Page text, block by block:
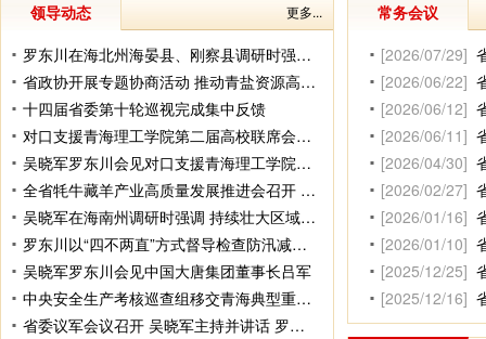
领导动态 更多...
罗东川在海北州海晏县、刚察县调研时强调 坚持生态优先绿色发展 奋力绘就宜居宜业宜游和美新图景
省政协开展专题协商活动 推动青盐资源高效开发利用 助力建设世界级盐湖产业基地
十四届省委第十轮巡视完成集中反馈
对口支援青海理工学院第二届高校联席会议召开
吴晓军罗东川会见对口支援青海理工学院高校及九校联盟成员领导
全省牦牛藏羊产业高质量发展推进会召开 罗东川出席并讲话
吴晓军在海南州调研时强调 持续壮大区域特色优势产业 多措并举实现各族群众增收致富
罗东川以“四不两直”方式督导检查防汛减灾工作时强调 坚决落实落细各项防汛措施 全力保障人民群众生命财产安全
吴晓军罗东川会见中国大唐集团董事长吕军
中央安全生产考核巡查组移交青海典型重大事故隐患调查处理工作部署推进会召开 罗东川出席并讲话
省委议军会议召开 吴晓军主持并讲话 罗东川出席
常务会议
[2026/07/29]
[2026/06/22]
[2026/06/12]
[2026/06/11] 省
[2026/04/30]
[2026/02/27]
[2026/01/16]
[2026/01/10]
[2025/12/25]
[2025/12/16]